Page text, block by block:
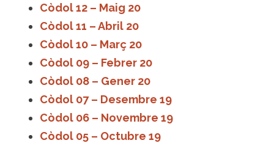
Còdol 12 – Maig 20
Còdol 11 – Abril 20
Còdol 10 – Març 20
Còdol 09 – Febrer 20
Còdol 08 – Gener 20
Còdol 07 – Desembre 19
Còdol 06 – Novembre 19
Còdol 05 – Octubre 19